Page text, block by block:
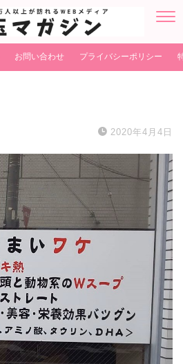
お問い合わせ プライバシーポリシー
2020年4月4日